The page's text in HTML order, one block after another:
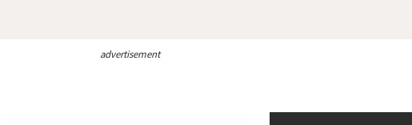
advertisement